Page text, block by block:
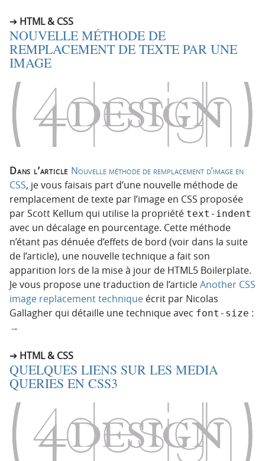
HTML & CSS
NOUVELLE MÉTHODE DE
REMPLACEMENT DE TEXTE PAR UNE
IMAGE
Dans l’article Nouvelle méthode de remplacement d’image en
CSS, je vous faisais part d’une nouvelle méthode de
remplacement de texte par l’image en CSS proposée
par Scott Kellum qui utilise la propriété text-indent
avec un décalage en pourcentage. Cette méthode
n’étant pas dénuée d’effets de bord (voir dans la suite
de l’article), une nouvelle technique a fait son
apparition lors de la mise à jour de HTML5 Boilerplate.
Je vous propose une traduction de l’articleAnother CSS
image replacement technique écrit par Nicolas
Gallagher qui détaille une technique avec font-size :
→
HTML & CSS
QUELQUES LIENS SUR LES MEDIA
QUERIES EN CSS3